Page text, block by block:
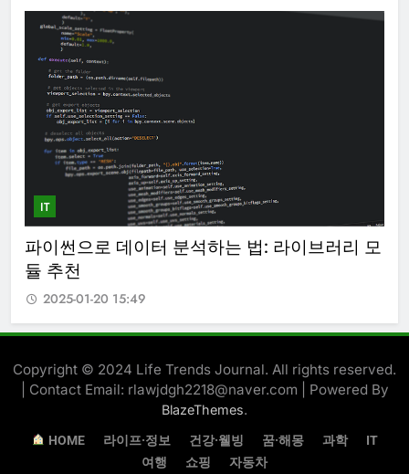
IT
추천 시스템 알고리즘 원리와 넷플릭스(Netflix)
사례 분석
2025-01-20 15:49
Copyright © 2024 Life Trends Journal. All rights reserved.
| Contact Email: rlawjdgh2218@naver.com | Powered By
BlazeThemes.
︎ HOME 라이프·정보 건강·웰빙 꿈·해몽 과학
IT
여행
쇼핑 자동차